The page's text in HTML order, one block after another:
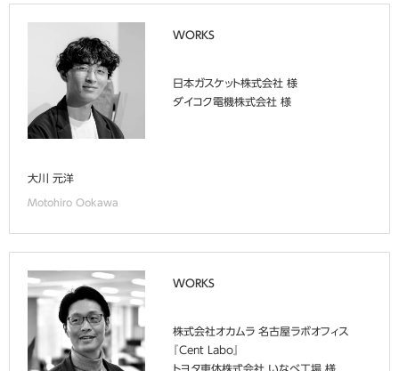
大川 元洋
Motohiro Ookawa
WORKS
日本ガスケット株式会社 様
ダイコク電機株式会社 様
WORKS
株式会社オカムラ 名古屋ラボオフィス
『Cent Labo』
トヨタ車体株式会社 いなべ工場 様